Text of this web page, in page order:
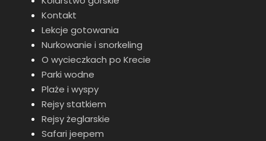
oliwnymi. Przejedziemy przez wioski, Omalos,
Lakki, Fournes i Alikianos przed, aby odwieźć Cię z
powrotem do Twoich hoteli.
Przeżyj wyjątkowe doświadczenie
podczas półprywatnej wycieczki.
Dołącz do nas w małych grupach,
do 6 gości/przewodnika pojazdu i
Kontakt
Lekcje gotowania
Nurkowanie i snorkeling
O wycieczkach po Krecie
Parki wodne
Plaże i wyspy
Rejsy statkiem
Rejsy żeglarskie
Safari jeepem